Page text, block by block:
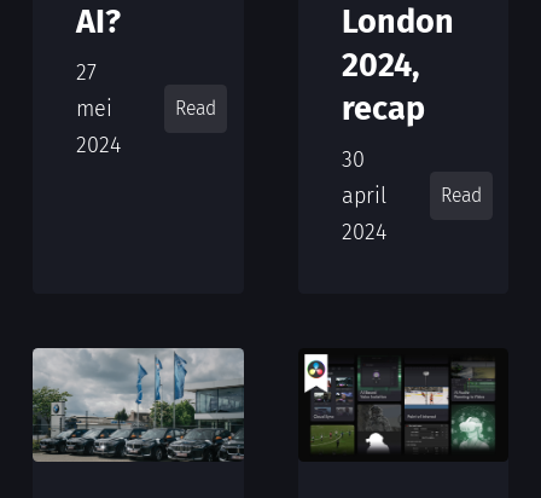
AI?
27
mei
2024
Read
London
2024,
recap
30
april
2024
Read